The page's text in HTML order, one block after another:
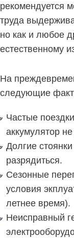
рекомендуется
труда
но как и любое
естественному
На
следующие
Частые
аккумулятор
Долгие
разрядиться.
Сезонные
условия
летнее время).
Неисправный